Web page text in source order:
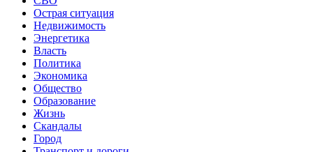
Острая ситуация
Недвижимость
Энергетика
Власть
Политика
Экономика
Общество
Образование
Жизнь
Скандалы
Город